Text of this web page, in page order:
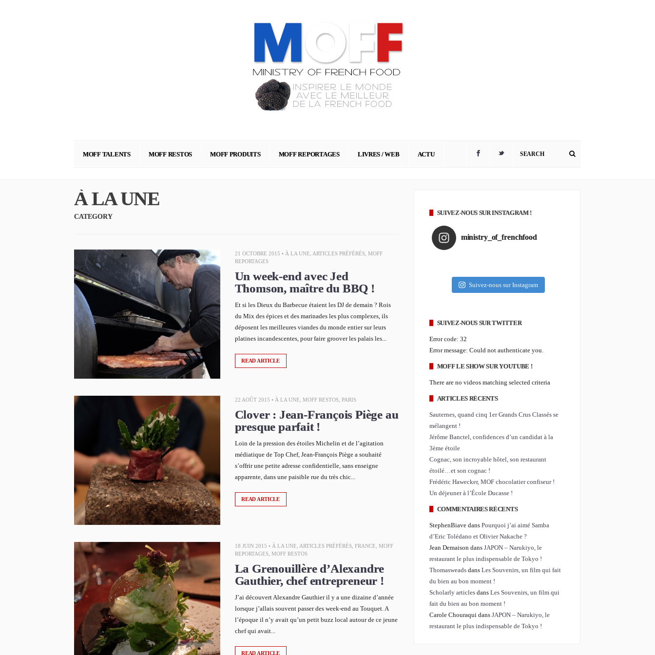
MOFF TALENTS MOFF RESTOS MOFF PRODUITS MOFF REPORTAGES LIVRES / WEB ACTU
À LA UNE
CATEGORY
21 OCTOBRE 2015 • À LA UNE ARTICLES PRÉFÉRÉS, MOFF
REPORTAGES
Un week-end avec Jed
Thomson, maître du BBQ !
Et si les Dieux du Barbecue étaient les DJ de demain ? Rois
du Mix des épices et des marinades les plus complexes, ils
déposent les meilleures viandes du monde entier sur leurs
platines incandescentes, pour faire groover les palais les...
READ ARTICLE
22 AOÛT 2015 • À LA UNE MOFF RESTOS, PARIS
Clover : Jean-François Piège au
presque parfait !
Loin de la pression des étoiles Michelin et de l’agitation
médiatique de Top Chef, Jean-François Piège a souhaité
s’offrir une petite adresse confidentielle, sans enseigne
apparente, dans une paisible rue du très chic...
READ ARTICLE
18 JUIN 2015 • À LA UNE ARTICLES PRÉFÉRÉS, FRANCE MOFF
REPORTAGES, MOFF RESTOS
La Grenouillère d’Alexandre
Gauthier, chef entrepreneur !
J’ai découvert Alexandre Gauthier il y a une dizaine d’année
lorsque j’allais souvent passer des week-end au Touquet. A
l’époque il n’y avait qu’un petit buzz local autour de ce jeune
chef qui avait...
READ ARTICLE
SUIVEZ-NOUS SUR INSTAGRAM !
ministry_of_frenchfood
Suivez-nous sur Instagram
SUIVEZ-NOUS SUR TWITTER
Error code: 32
Error message: Could not authenticate you.
MOFF LE SHOW SUR YOUTUBE !
There are no videos matching selected criteria
ARTICLES RÉCENTS
Sauternes, quand cinq 1er Grands Crus Classés se
mélangent !
Jérôme Banctel, confidences d’un candidat à la
3ème étoile
Cognac, son incroyable hôtel, son restaurant
étoilé…et son cognac !
Frédéric Hawecker, MOF chocolatier confiseur !
Un déjeuner à l’École Ducasse !
COMMENTAIRES RÉCENTS
StephenBiave dans Pourquoi j’ai aimé Samba
d’Eric Tolédano et Olivier Nakache ?
Jean Demaison dans JAPON – Narukiyo, le
restaurant le plus indispensable de Tokyo !
Thomasweadsdans Les Souvenirs, un film qui fait
du bien au bon moment !
Scholarly articlesdans Les Souvenirs, un film qui
fait du bien au bon moment !
Carole Chouraqui dans JAPON – Narukiyo, le
restaurant le plus indispensable de Tokyo !